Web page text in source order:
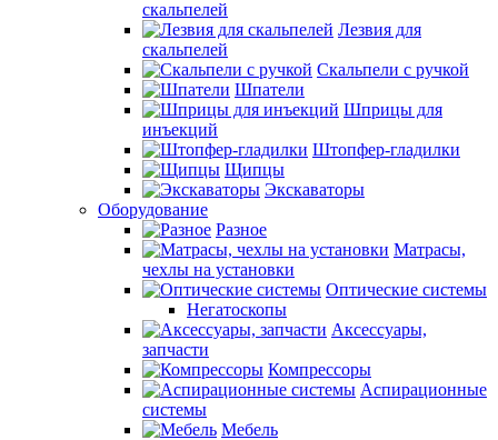
скальпелей
Лезвия для
скальпелей
Скальпели с ручкой
Шпатели
Шприцы для
инъекций
Штопфер-гладилки
Щипцы
Экскаваторы
Оборудование
Разное
Матрасы,
чехлы на установки
Оптические системы
Негатоскопы
Аксессуары,
запчасти
Компрессоры
Аспирационные
системы
Мебель